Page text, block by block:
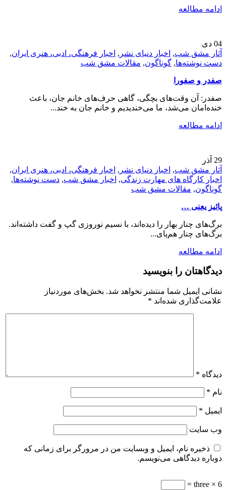
ادامه مطالعه
04 دی
آثار مشق شب, اخبار دنیای نشر , اخبار فرهنگی، ادبی، هنری ایران,
دست نوشته‌ها, گوناگون, مقالات مشق شب
صفدر و صفورا
صفدر: آن وقت‌های بچگی، گاهی حرف‌های خانم جان، باعث
خنده‌امان می‌شد، ما می‌خندیدیم و خانم جان به خند...
ادامه مطالعه
29 آذر
آثار مشق شب, اخبار دنیای نشر , اخبار فرهنگی، ادبی، هنری ایران,
اخبار کارگاه های مهارت زندگی, اخبار مشق شب, دست نوشته‌ها,
گوناگون, مقالات مشق شب
پائیز یعنی …
برگ‌های چنار بهار را دیده‌اند، با نسیم نوروزی گپ و گفت داشته‌اند.
برگ‌های چنار هم‌پای...
ادامه مطالعه
دیدگاهتان را بنویسید
نشانی ایمیل شما منتشر نخواهد شد. بخش‌های موردنیاز
علامت‌گذاری شده‌اند *
دیدگاه *
نام *
ایمیل *
وب‌ سایت
ذخیره نام، ایمیل و وبسایت من در مرورگر برای زمانی که
دوباره دیدگاهی می‌نویسم.
three × 6 =